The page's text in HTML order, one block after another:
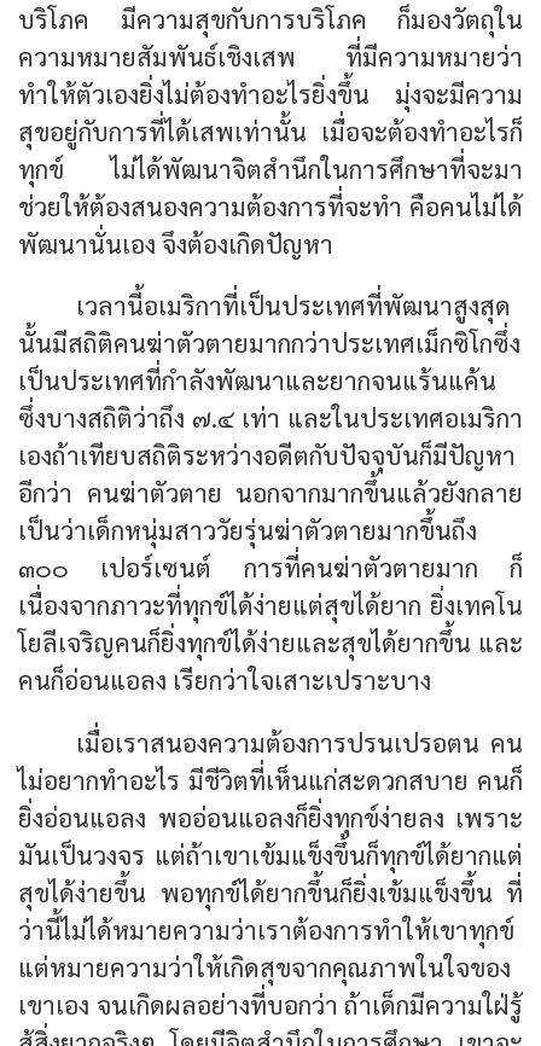
บริโภค มีความสุขกับการบริโภค ก็มองวัตถุใน
ความหมายสัมพันธ์เชิงเสพ ที่มีความหมายว่า
ทำให้ตัวเองยิ่งไม่ต้องทำอะไรยิ่งขึ้น มุ่งจะมีความ
สุขอยู่กับการที่ได้เสพเท่านั้น เมื่อจะต้องทำอะไรก็
ทุกข์ ไม่ได้พัฒนาจิตสำนึกในการศึกษาที่จะมา
ช่วยให้ต้องสนองความต้องการที่จะทำ คือคนไม่ได้
พัฒนานั่นเอง จึงต้องเกิดปัญหา
เวลานี้อเมริกาที่เป็นประเทศที่พัฒนาสูงสุด
นั้นมีสถิติคนฆ่าตัวตายมากกว่าประเทศเม็กซิโกซึ่ง
เป็นประเทศที่กำลังพัฒนาและยากจนแร้นแค้น
ซึ่งบางสถิติว่าถึง ๗.๔ เท่า และในประเทศอเมริกา
เองถ้าเทียบสถิติระหว่างอดีตกับปัจจุบันก็มีปัญหา
อีกว่า คนฆ่าตัวตาย นอกจากมากขึ้นแล้วยังกลาย
เป็นว่าเด็กหนุ่มสาววัยรุ่นฆ่าตัวตายมากขึ้นถึง
๓๐๐ เปอร์เซนต์ การที่คนฆ่าตัวตายมาก ก็
เนื่องจากภาวะที่ทุกข์ได้ง่ายแต่สุขได้ยาก ยิ่งเทคโน
โยลีเจริญคนก็ยิ่งทุกข์ได้ง่ายและสุขได้ยากขึ้น และ
คนก็อ่อนแอลง เรียกว่าใจเสาะเปราะบาง
เมื่อเราสนองความต้องการปรนเปรอตน คน
ไม่อยากทำอะไร มีชีวิตที่เห็นแก่สะดวกสบาย คนก็
ยิ่งอ่อนแอลง พออ่อนแอลงก็ยิ่งทุกข์ง่ายลง เพราะ
มันเป็นวงจร แต่ถ้าเขาเข้มแข็งขึ้นก็ทุกข์ได้ยากแต่
สุขได้ง่ายขึ้น พอทุกข์ได้ยากขึ้นก็ยิ่งเข้มแข็งขึ้น ที่
ว่านี้ไม่ได้หมายความว่าเราต้องการทำให้เขาทุกข์
แต่หมายความว่าให้เกิดสุขจากคุณภาพในใจของ
เขาเอง จนเกิดผลอย่างที่บอกว่า ถ้าเด็กมีความใฝ่รู้